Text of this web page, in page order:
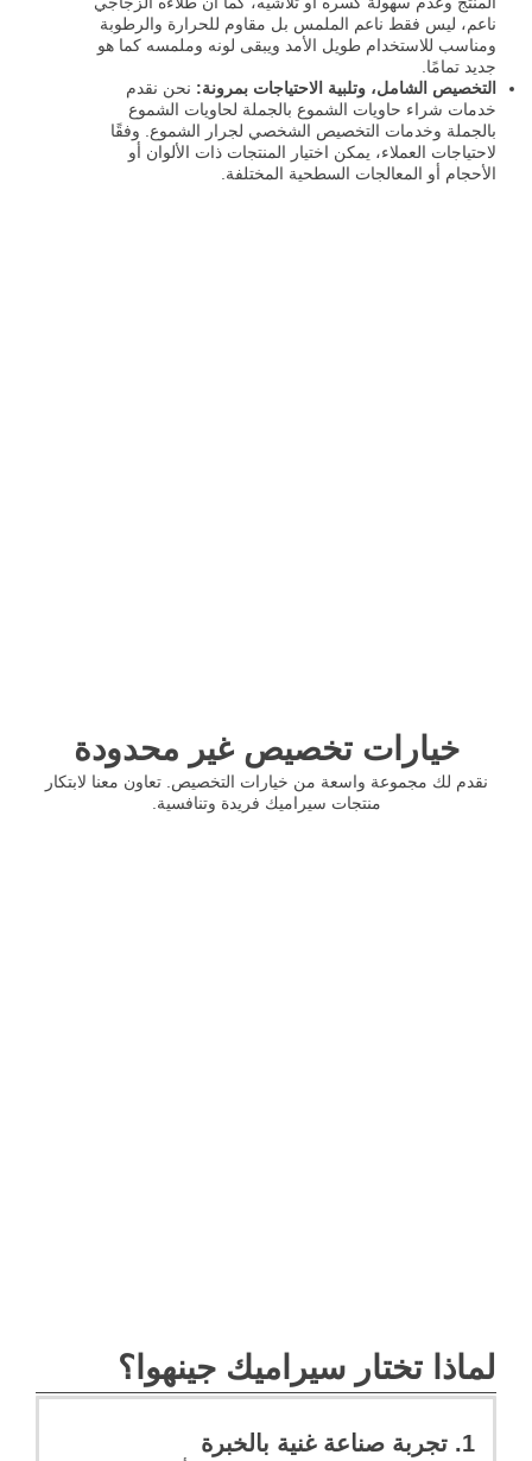
ناعم، ليس فقط ناعم الملمس بل مقاوم للحرارة والرطوبة
ومناسب للاستخدام طويل الأمد ويبقى لونه وملمسه كما هو
جديد تمامًا.
التخصيص الشامل، وتلبية الاحتياجات بمرونة: نحن نقدم
خدمات شراء حاويات الشموع بالجملة لحاويات الشموع
بالجملة وخدمات التخصيص الشخصي لجرار الشموع. وفقًا
لاحتياجات العملاء، يمكن اختيار المنتجات ذات الألوان أو
الأحجام أو المعالجات السطحية المختلفة.
خيارات تخصيص غير محدودة
نقدم لك مجموعة واسعة من خيارات التخصيص. تعاون معنا لابتكار
منتجات سيراميك فريدة وتنافسية.
لماذا تختار سيراميك جينهوا؟
1. تجربة صناعة غنية بالخبرة